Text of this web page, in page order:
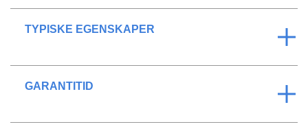
TYPISKE EGENSKAPER
GARANTITID